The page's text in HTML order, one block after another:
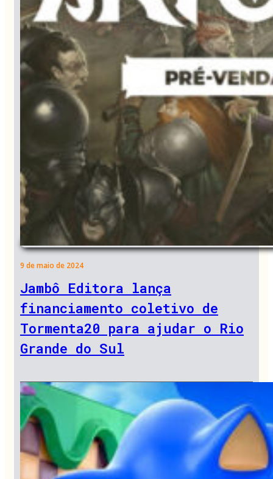
9 de maio de 2024
Jambô Editora lança
financiamento coletivo de
Tormenta20 para ajudar o Rio
Grande do Sul